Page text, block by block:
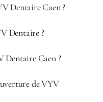
Dentaire Caen ?
Dentaire ?
Dentaire Caen ?
de VYV